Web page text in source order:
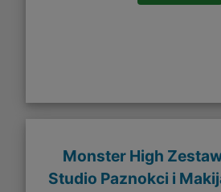
Monster High
Studio Paznokci i